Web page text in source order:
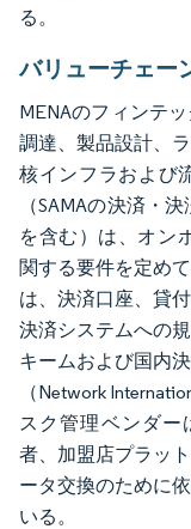
る。
バリューチェー
MENAのフィンテ
調達、製品設計、
核インフラおよび
（SAMAの決済・
を含む）は、オン
関する要件を定め
は、決済口座、貸
決済システムへの
キームおよび国内
（Network
スク管理ベンダー
者、加盟店プラッ
ータ交換のために
いる。